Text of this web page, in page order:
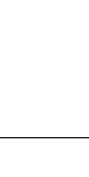
un cuoricino